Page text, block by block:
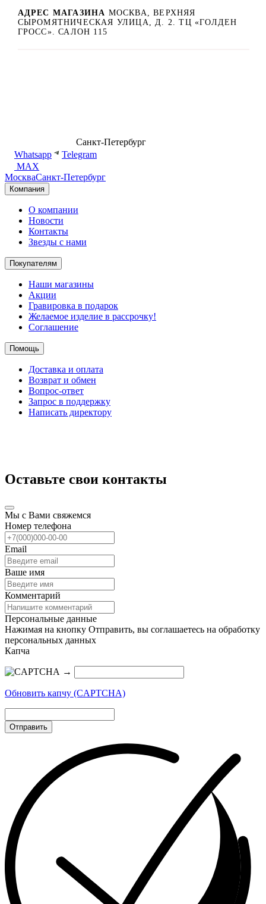
АДРЕС МАГАЗИНА МОСКВА, ВЕРХНЯЯ
СЫРОМЯТНИЧЕСКАЯ УЛИЦА, Д. 2. ТЦ «ГОЛДЕН
ГРОСС». САЛОН 115
Санкт-Петербург
Whatsapp
Telegram
MAX
МоскваСанкт-Петербург
Компания
О компании
Новости
Контакты
Звезды с нами
Покупателям
Наши магазины
Акции
Гравировка в подарок
Желаемое изделие в рассрочку!
Соглашение
Помощь
Доставка и оплата
Возврат и обмен
Вопрос-ответ
Запрос в поддержку
Написать директору
Оставьте свои контакты
Мы с Вами свяжемся
Номер телефона
Email
Ваше имя
Комментарий
Персональные данные
Нажимая на кнопку Отправить, вы соглашаетесь на обработку
персональных данных
Капча
→
Обновить капчу (CAPTCHA)
Отправить